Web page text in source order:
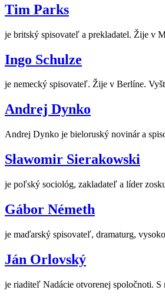
Tim Parks
je britský spisovateľ a prekladatel. Žije v
Ingo Schulze
je nemecký spisovateľ. Žije v Berlíne.
Andrej Dynko
Andrej Dynko je bieloruský novinár a
Sławomir Sierakowski
je poľský sociológ, zakladateľ a líder
Gábor Németh
je maďarský spisovateľ, dramaturg,
Ján Orlovský
je riaditeľ Nadácie otvorenej spoločnoti.